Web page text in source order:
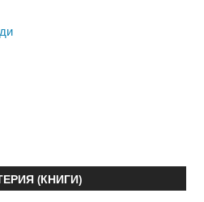
(КНИГИ)